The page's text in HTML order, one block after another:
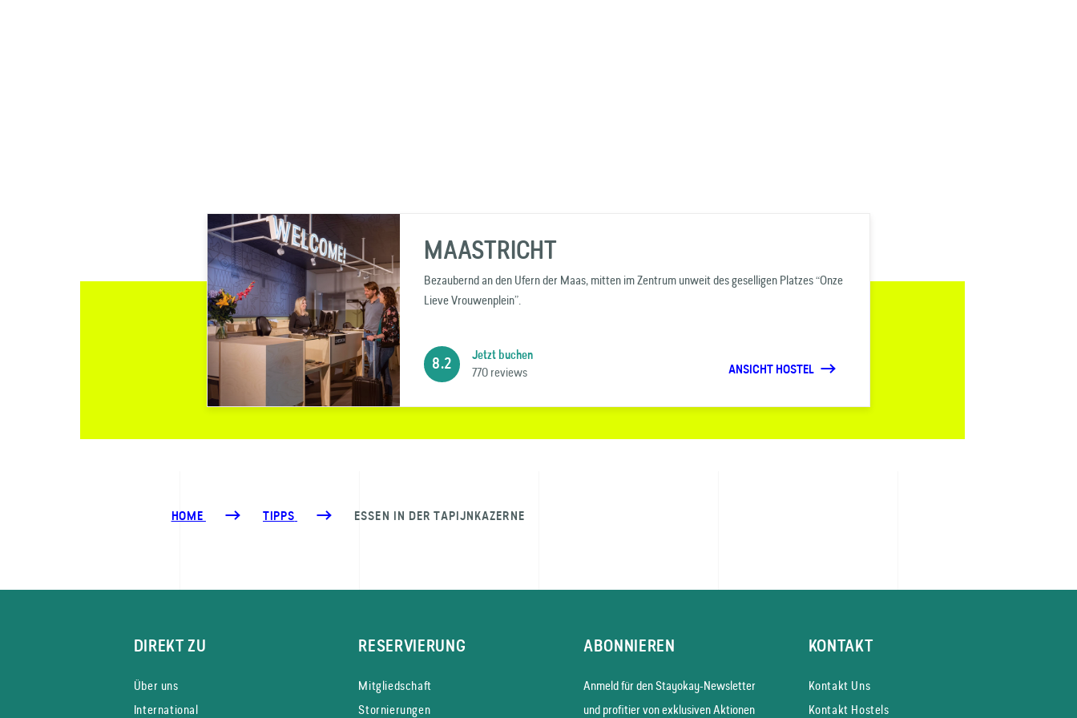
MAASTRICHT
Bezaubernd an den Ufern der Maas, mitten im Zentrum unweit des geselligen Platzes “Onze
Lieve Vrouwenplein”.
8.2
Jetzt buchen
770 reviews ANSICHT HOSTEL
HOME TIPPS ESSEN IN DER TAPIJNKAZERNE
DIREKT ZU
Über uns
International
RESERVIERUNG
Mitgliedschaft
Stornierungen
ABONNIEREN
Anmeld für den Stayokay-News­letter
und profitier von exklusiven Aktionen
KONTAKT
Kontakt Uns
Kontakt Hostels